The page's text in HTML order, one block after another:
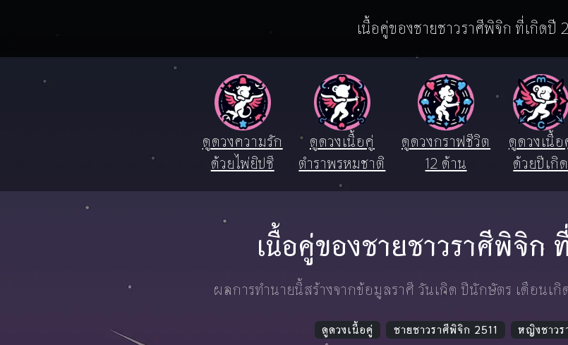
เนื้อคู่ของชายชาวราศีพิจิก ที่เกิดปี
ดูดวงความรัก
ด้วยไพ่ยิปซี
ดูดวงเนื้อคู่
ตำราพรหมชาติ
ดูดวงกราฟชีวิต
12 ด้าน
ดูดวงเนื้อ
ด้วยปีเกิด
เนื้อคู่ของชายชาวราศีพิจิก
ผลการทำนายนี้สร้างจากข้อมูลราศี วันเกิด ปีนักษัตร เดือนเ
ดูดวงเนื้อคู่ ชายชาวราศีพิจิก 2511 หญิงชาวร